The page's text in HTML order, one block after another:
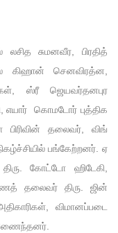
சுமனவீர, பிரதித்
செனவிரத்ன,
ஸ்ரீ ஜெயவர்தனபுர
எயார் கொமடோர் புத்திக
பிரிவின் தலைவர், விங்
பங்கேற்றனர். ஏ
கோட்டோ ஹிடேகி,
தலைவர் திரு. ஜின்
விமானப்படை